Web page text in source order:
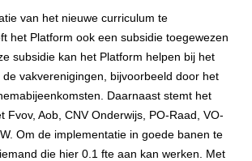
van het nieuwe curriculum te
het Platform ook een subsidie toegewezen
subsidie kan het Platform helpen bij het
vakverenigingen, bijvoorbeeld door het
Daarnaast stemt het
Fvov, Aob, CNV Onderwijs, PO-Raad, VO-
Om de implementatie in goede banen te
die hier 0.1 fte aan kan werken. Met